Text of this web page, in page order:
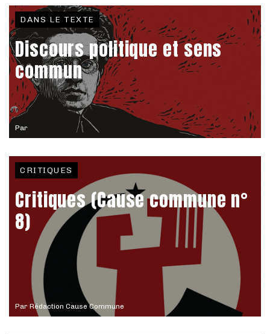
Par
DANS LE TEXTE
Discours politique et sens
commun
Par Rédaction Cause Commune
CRITIQUES
Critiques (Cause commune n°
8)